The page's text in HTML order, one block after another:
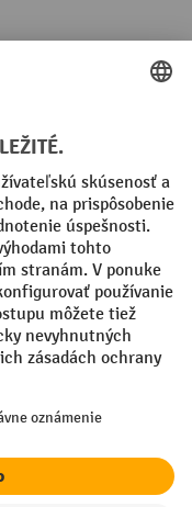
delivery charges,
na špeciálne